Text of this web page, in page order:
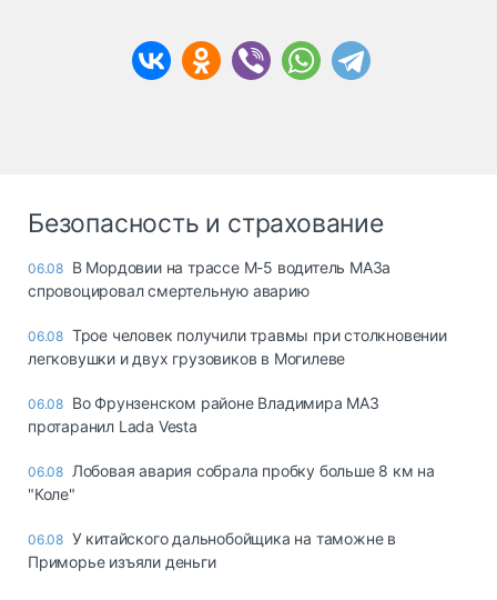
Безопасность и страхование
06.08 В Мордовии на трассе М-5 водитель МАЗа
спровоцировал смертельную аварию
06.08 Трое человек получили травмы при столкновении
легковушки и двух грузовиков в Могилеве
06.08 Во Фрунзенском районе Владимира МАЗ
протаранил Lada Vesta
06.08 Лобовая авария собрала пробку больше 8 км на
"Коле"
06.08 У китайского дальнобойщика на таможне в
Приморье изъяли деньги